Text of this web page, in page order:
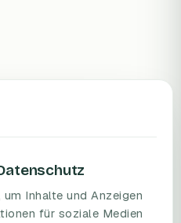
Inhalte und Anzeigen
für soziale Medien